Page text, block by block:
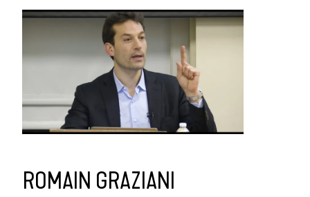
ROMAIN GRAZIANI